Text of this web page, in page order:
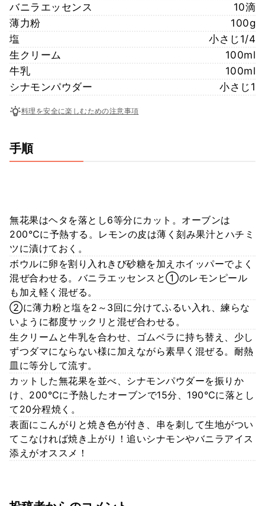
バニラエッセンス
10滴
薄力粉
100g
塩
小さじ1/4
生クリーム
100ml
牛乳
100ml
シナモンパウダー
小さじ1
料理を安全に楽しむための注意事項
手順
無花果はヘタを落とし6等分にカット。オーブンは
200℃に予熱する。レモンの皮は薄く刻み果汁とハチミ
ツに漬けておく。
ボウルに卵を割り入れきび砂糖を加えホイッパーでよく
混ぜ合わせる。バニラエッセンスと①のレモンピール
も加え軽く混ぜる。
②に薄力粉と塩を2～3回に分けてふるい入れ、練らな
いように都度サックリと混ぜ合わせる。
生クリームと牛乳を合わせ、ゴムベラに持ち替え、少し
ずつダマにならない様に加えながら素早く混ぜる。耐熱
皿に等分して流す。
カットした無花果を並べ、シナモンパウダーを振りか
け、200℃に予熱したオーブンで15分、190℃に落とし
て20分程焼く。
表面にこんがりと焼き色が付き、串を刺して生地がつい
てこなければ焼き上がり！追いシナモンやバニラアイス
添えがオススメ！